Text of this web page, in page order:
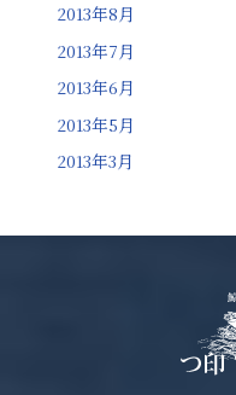
2013年8月
2013年7月
2013年6月
2013年5月
2013年3月